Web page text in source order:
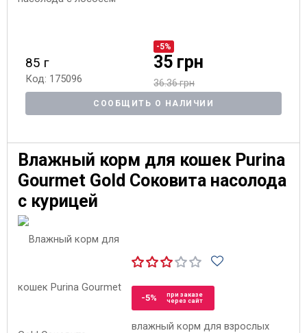
85 г
Код: 175096
-5%
35 грн
36.36 грн
СООБЩИТЬ О НАЛИЧИИ
Влажный корм для кошек Purina
Gourmet Gold Соковита насолода
с курицей
-5%
при заказе
через сайт
влажный корм для взрослых